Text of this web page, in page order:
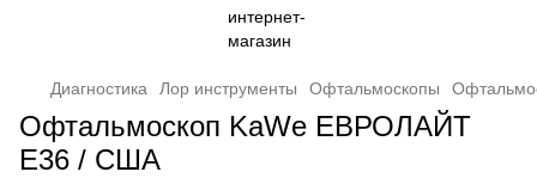
Диагностика Лор инструменты Офтальмоскопы
Офтальмоскоп KaWe EВРОЛАЙТ
E36 / США